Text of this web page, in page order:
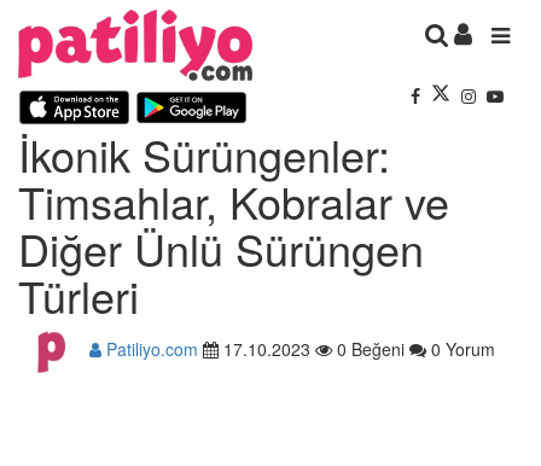
İkonik Sürüngenler:
Timsahlar, Kobralar ve
Diğer Ünlü Sürüngen
Türleri
Patiliyo.com 17.10.2023 0 Beğeni 0 Yorum